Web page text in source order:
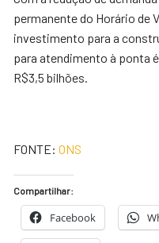
permanente do Horário de
investimento para a
para atendimento à ponta
R$3,5 bilhões.
FONTE:ONS
Compartilhar:
Facebook